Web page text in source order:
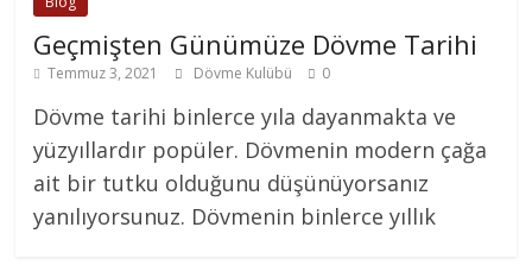
Geçmişten Günümüze Dövme Tarihi
Temmuz 3, 2021 Dövme Kulübü 0
Dövme tarihi binlerce yıla dayanmakta ve
yüzyıllardır popüler. Dövmenin modern çağa
ait bir tutku olduğunu düşünüyorsanız
yanılıyorsunuz. Dövmenin binlerce yıllık